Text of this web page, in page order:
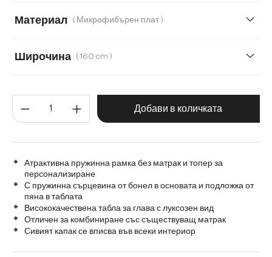
Материал ( Микрофибърен плат )
Широчина ( 160 cm )
200 cm Количество на продукта:
Добави в количката
Атрактивна пружинна рамка без матрак и топер за
персонализиране
С пружинна сърцевина от бонел в основата и подложка от
пяна в таблата
Висококачествена табла за глава с луксозен вид
Отличен за комбиниране със съществуващ матрак
Сивият капак се вписва във всеки интериор